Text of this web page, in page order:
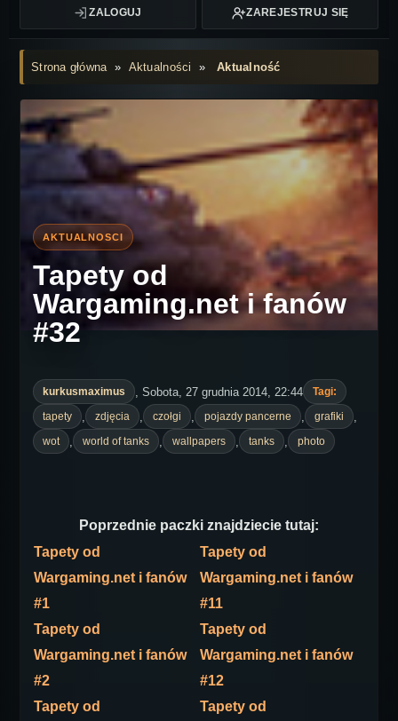
ZALOGUJ ZAREJESTRUJ SIĘ
Strona główna» Aktualności »Aktualność
Tapety od
Wargaming.net i fanów
#32
kurkusmaximus , Sobota, 27 grudnia 2014, 22:44
Tagi:
tapety
zdjęcia czołgi pojazdy pancerne grafiki
wot world of tanks wallpapers tanks photo
Poprzednie paczki znajdziecie tutaj:
Tapety od
Wargaming.net i fanów
#1
Tapety od
Wargaming.net i fanów
#2
Tapety od
Tapety od
Wargaming.net i fanów
#11
Tapety od
Wargaming.net i fanów
#12
Tapety od